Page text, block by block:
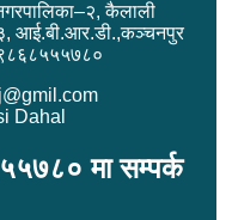
कैलाली
आई.बी.आर.डी.,कञ्चनपुर
Dahal
मा सम्पर्क